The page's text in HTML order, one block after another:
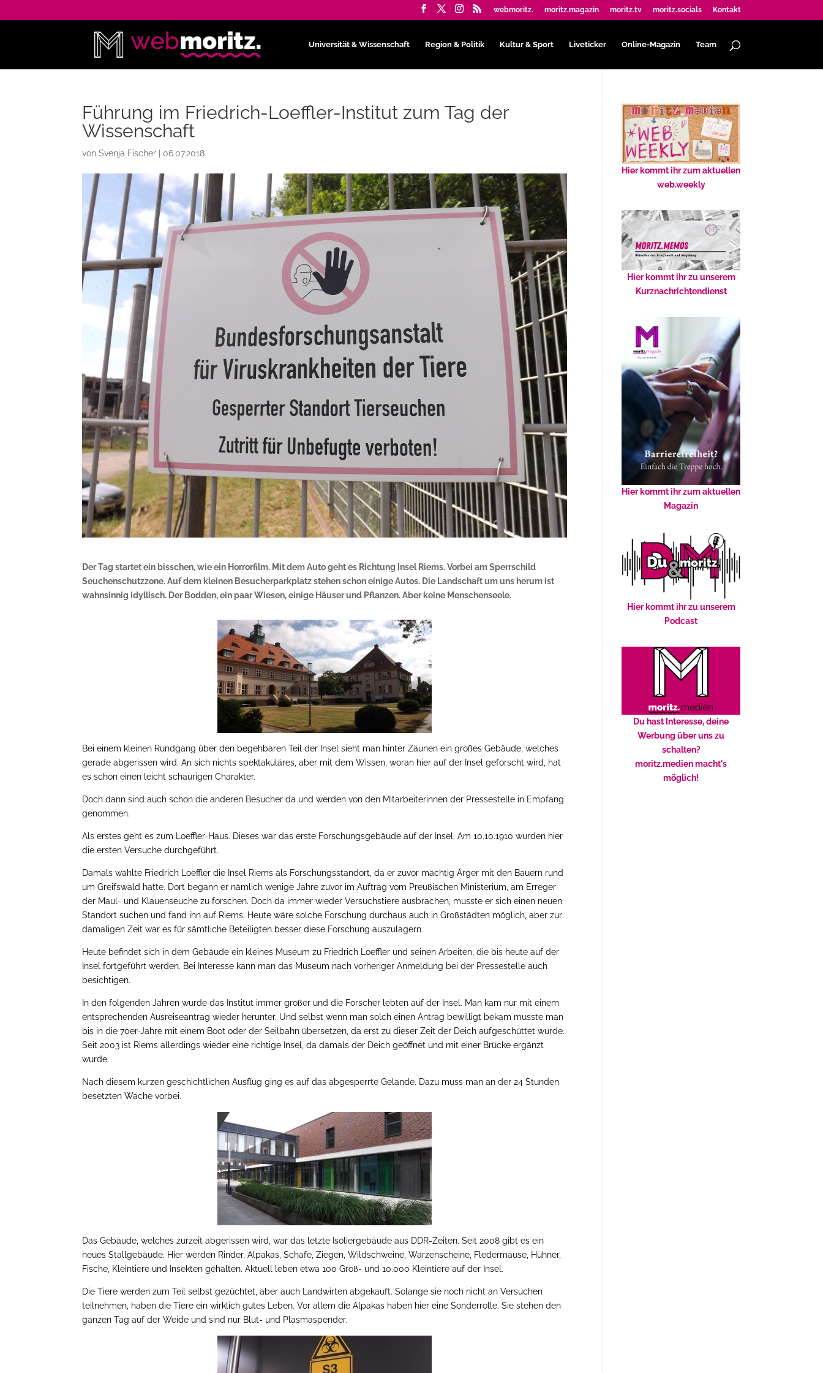
webmoritz. moritz.magazin moritz.tv moritz.socials Kontakt
Universität & Wissenschaft Region & Politik Kultur & Sport Liveticker Online-Magazin Team
Führung im Friedrich-Loeffler-Institut zum Tag der
Wissenschaft
vonSvenja Fischer |06.07.2018
Der Tag startet ein bisschen, wie ein Horrorfilm. Mit dem Auto geht es Richtung Insel Riems. Vorbei am Sperrschild
Seuchenschutzzone. Auf dem kleinen Besucherparkplatz stehen schon einige Autos. Die Landschaft um uns herum ist
wahnsinnig idyllisch. Der Bodden, ein paar Wiesen, einige Häuser und Pflanzen. Aber keine Menschenseele.
Bei einem kleinen Rundgang über den begehbaren Teil der Insel sieht man hinter Zäunen ein großes Gebäude, welches
gerade abgerissen wird. An sich nichts spektakuläres, aber mit dem Wissen, woran hier auf der Insel geforscht wird, hat
es schon einen leicht schaurigen Charakter.
Doch dann sind auch schon die anderen Besucher da und werden von den Mitarbeiterinnen der Pressestelle in Empfang
genommen.
Als erstes geht es zum Loeffler-Haus. Dieses war das erste Forschungsgebäude auf der Insel. Am 10.10.1910 wurden hier
die ersten Versuche durchgeführt.
Damals wählte Friedrich Loeffler die Insel Riems als Forschungsstandort, da er zuvor mächtig Ärger mit den Bauern rund
um Greifswald hatte. Dort begann er nämlich wenige Jahre zuvor im Auftrag vom Preußischen Ministerium, am Erreger
der Maul- und Klauenseuche zu forschen. Doch da immer wieder Versuchstiere ausbrachen, musste er sich einen neuen
Standort suchen und fand ihn auf Riems. Heute wäre solche Forschung durchaus auch in Großstädten möglich, aber zur
damaligen Zeit war es für sämtliche Beteiligten besser diese Forschung auszulagern.
Heute befindet sich in dem Gebäude ein kleines Museum zu Friedrich Loeffler und seinen Arbeiten, die bis heute auf der
Insel fortgeführt werden. Bei Interesse kann man das Museum nach vorheriger Anmeldung bei der Pressestelle auch
besichtigen.
In den folgenden Jahren wurde das Institut immer größer und die Forscher lebten auf der Insel. Man kam nur mit einem
entsprechenden Ausreiseantrag wieder herunter. Und selbst wenn man solch einen Antrag bewilligt bekam musste man
bis in die 70er-Jahre mit einem Boot oder der Seilbahn übersetzen, da erst zu dieser Zeit der Deich aufgeschüttet wurde.
Seit 2003 ist Riems allerdings wieder eine richtige Insel, da damals der Deich geöffnet und mit einer Brücke ergänzt
wurde.
Nach diesem kurzen geschichtlichen Ausflug ging es auf das abgesperrte Gelände. Dazu muss man an der 24 Stunden
besetzten Wache vorbei.
Das Gebäude, welches zurzeit abgerissen wird, war das letzte Isoliergebäude aus DDR-Zeiten. Seit 2008 gibt es ein
neues Stallgebäude. Hier werden Rinder, Alpakas, Schafe, Ziegen, Wildschweine, Warzenscheine, Fledermäuse, Hühner,
Fische, Kleintiere und Insekten gehalten. Aktuell leben etwa 100 Groß- und 10.000 Kleintiere auf der Insel.
Die Tiere werden zum Teil selbst gezüchtet, aber auch Landwirten abgekauft. Solange sie noch nicht an Versuchen
teilnehmen, haben die Tiere ein wirklich gutes Leben. Vor allem die Alpakas haben hier eine Sonderrolle. Sie stehen den
ganzen Tag auf der Weide und sind nur Blut- und Plasmaspender.
Hier kommt ihr zum aktuellen
web.weekly
Hier kommt ihr zu unserem
Kurznachrichtendienst
Hier kommt ihr zum aktuellen
Magazin
Hier kommt ihr zu unserem
Podcast
Du hast Interesse, deine
Werbung über uns zu
schalten?
moritz.medien macht's
möglich!